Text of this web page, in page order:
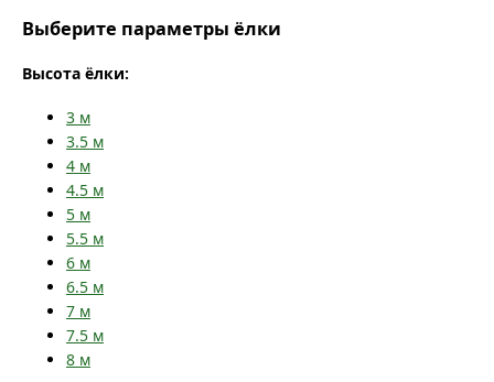
Выберите параметры ёлки
Высота ёлки:
3 м
3.5 м
4 м
4.5 м
5 м
5.5 м
6 м
6.5 м
7 м
7.5 м
8 м